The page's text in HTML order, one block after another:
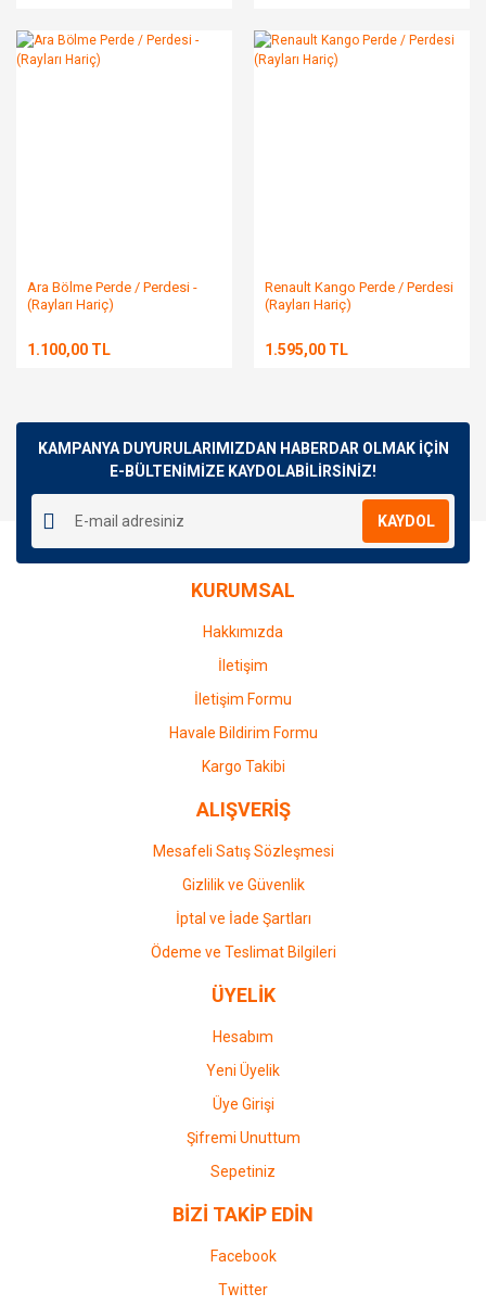
Ara Bölme Perde / Perdesi -
(Rayları Hariç)
1.100,00 TL
Renault Kango Perde / Perdesi
(Rayları Hariç)
1.595,00 TL
KAMPANYA DUYURULARIMIZDAN HABERDAR OLMAK İÇİN
E-BÜLTENİMİZE KAYDOLABİLİRSİNİZ!
KAYDOL
KURUMSAL
Hakkımızda
İletişim
İletişim Formu
Havale Bildirim Formu
Kargo Takibi
ALIŞVERİŞ
Mesafeli Satış Sözleşmesi
Gizlilik ve Güvenlik
İptal ve İade Şartları
Ödeme ve Teslimat Bilgileri
ÜYELİK
Hesabım
Yeni Üyelik
Üye Girişi
Şifremi Unuttum
Sepetiniz
BİZİ TAKİP EDİN
Facebook
Twitter